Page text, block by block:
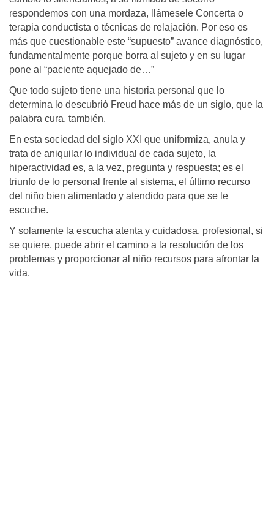
respondemos con una mordaza, llámesele Concerta o
terapia conductista o técnicas de relajación. Por eso es
más que cuestionable este “supuesto” avance diagnóstico,
fundamentalmente porque borra al sujeto y en su lugar
pone al “paciente aquejado de…”
Que todo sujeto tiene una historia personal que lo
determina lo descubrió Freud hace más de un siglo, que la
palabra cura, también.
En esta sociedad del siglo XXI que uniformiza, anula y
trata de aniquilar lo individual de cada sujeto, la
hiperactividad es, a la vez, pregunta y respuesta; es el
triunfo de lo personal frente al sistema, el último recurso
del niño bien alimentado y atendido para que se le
escuche.
Y solamente la escucha atenta y cuidadosa, profesional, si
se quiere, puede abrir el camino a la resolución de los
problemas y proporcionar al niño recursos para afrontar la
vida.